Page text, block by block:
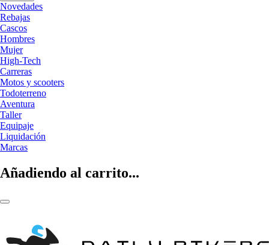
Novedades
Rebajas
Cascos
Hombres
Mujer
High-Tech
Carreras
Motos y scooters
Todoterreno
Aventura
Taller
Equipaje
Liquidación
Marcas
Añadiendo al carrito...